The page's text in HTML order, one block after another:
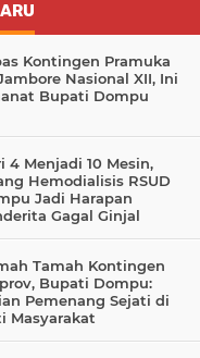
Kontingen Pramuka
Nasional XII, Ini
Bupati Dompu
4 Menjadi 10 Mesin,
Hemodialisis RSUD
Jadi Harapan
Gagal Ginjal
Tamah Kontingen
Bupati Dompu:
Pemenang Sejati di
Masyarakat